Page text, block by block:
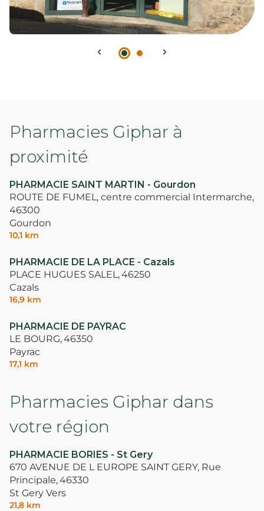
Pharmacies Giphar à
proximité
PHARMACIE SAINT MARTIN - Gourdon
ROUTE DE FUMEL, centre commercial Intermarche,
46300
Gourdon
10,1 km
PHARMACIE DE LA PLACE - Cazals
PLACE HUGUES SALEL,46250
Cazals
16,9 km
PHARMACIE DE PAYRAC
LE BOURG,46350
Payrac
17,1 km
Pharmacies Giphar dans
votre région
PHARMACIE BORIES - St Gery
670 AVENUE DE L EUROPE SAINT GERY, Rue
Principale,46330
St Gery Vers
21,8 km